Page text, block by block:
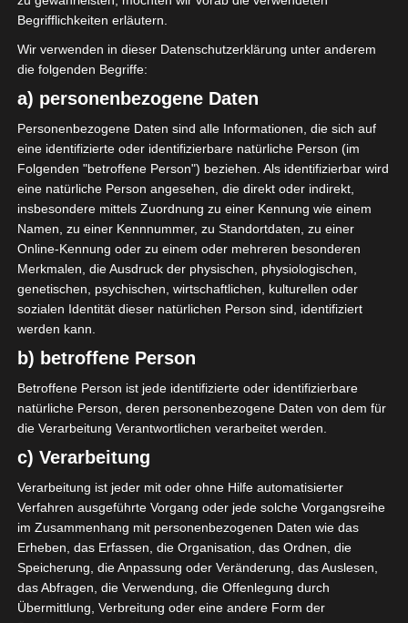
Tor
40'
AUFSTELLUNGEN
Avenir Sportif de Soliman (ASS)
M S. Sarr 40'
Jeunesse sportive d’El Omrane (JSO)
Espérance Sportive de Tunis (EST) – Étoile Sportive
du Sahel Sousse (ESS)
Club Athlétique Bizertin (CAB) – Espérance Sportiv
e de Zarzis (ESZ)
Die nächsten Begegnungen
SPIELTAG 1
22 Aug. 2026
Begrifflichkeiten erläutern.
Wir verwenden in dieser Datenschutzerklärung unter anderem
die folgenden Begriffe:
a) personenbezogene Daten
Personenbezogene Daten sind alle Informationen, die sich auf
eine identifizierte oder identifizierbare natürliche Person (im
Folgenden "betroffene Person") beziehen. Als identifizierbar wird
eine natürliche Person angesehen, die direkt oder indirekt,
insbesondere mittels Zuordnung zu einer Kennung wie einem
Namen, zu einer Kennnummer, zu Standortdaten, zu einer
Online-Kennung oder zu einem oder mehreren besonderen
Merkmalen, die Ausdruck der physischen, physiologischen,
genetischen, psychischen, wirtschaftlichen, kulturellen oder
sozialen Identität dieser natürlichen Person sind, identifiziert
werden kann.
b) betroffene Person
Betroffene Person ist jede identifizierte oder identifizierbare
natürliche Person, deren personenbezogene Daten von dem für
die Verarbeitung Verantwortlichen verarbeitet werden.
c) Verarbeitung
Verarbeitung ist jeder mit oder ohne Hilfe automatisierter
Verfahren ausgeführte Vorgang oder jede solche Vorgangsreihe
im Zusammenhang mit personenbezogenen Daten wie das
Erheben, das Erfassen, die Organisation, das Ordnen, die
Speicherung, die Anpassung oder Veränderung, das Auslesen,
das Abfragen, die Verwendung, die Offenlegung durch
Übermittlung, Verbreitung oder eine andere Form der